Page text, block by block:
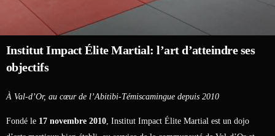
Institut Impact Élite Martial: l’art d’atteindre ses
objectifs
À Val-d’Or, au cœur de l’Abitibi-Témiscamingue depuis 2010
Fondé le 17 novembre 2010, Institut Impact Élite Martial est un dojo